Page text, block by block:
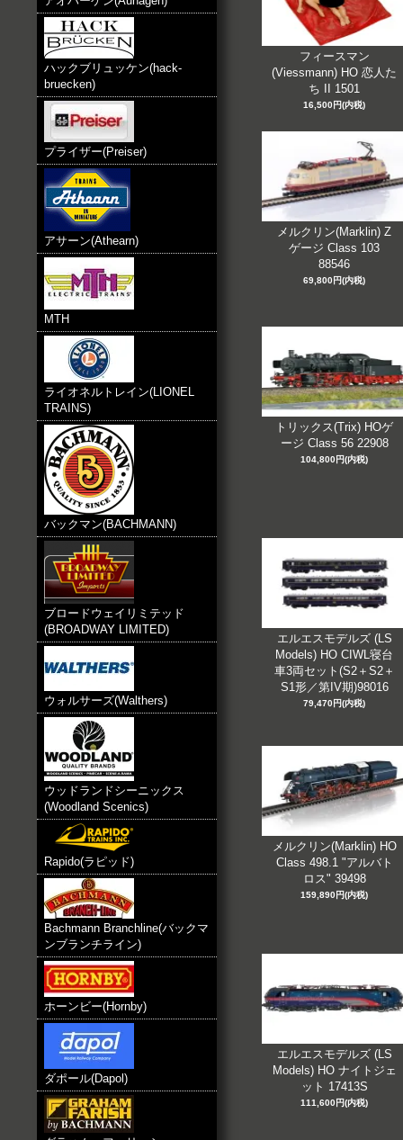
ハックブリュッケン(hack-
bruecken)
プライザー(Preiser)
アサーン(Athearn)
MTH
ライオネルトレイン(LIONEL
TRAINS)
バックマン(BACHMANN)
ブロードウェイリミテッド
(BROADWAY LIMITED)
ウォルサーズ(Walthers)
ウッドランドシーニックス
(Woodland Scenics)
Rapido(ラピッド)
Bachmann Branchline(バックマ
ンブランチライン)
ホーンビー(Hornby)
ダポール(Dapol)
フィースマン
(Viessmann) HO 恋人た
ち II 1501
16,500円(内税)
メルクリン(Marklin) Z
ゲージ Class 103
88546
69,800円(内税)
トリックス(Trix) HOゲ
ージ Class 56 22908
104,800円(内税)
エルエスモデルズ (LS
Models) HO CIWL寝台
車3両セット(S2＋S2＋
S1形／第IV期)98016
79,470円(内税)
メルクリン(Marklin) HO
Class 498.1 "アルバト
ロス" 39498
159,890円(内税)
エルエスモデルズ (LS
Models) HO ナイトジェ
ット 17413S
111,600円(内税)